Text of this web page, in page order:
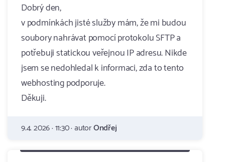
Dobrý den,
v podmínkách jisté služby mám, že mi budou
soubory nahrávat pomocí protokolu SFTP a
potřebuji statickou veřejnou IP adresu. Nikde
jsem se nedohledal k informaci, zda to tento
webhosting podporuje.
Děkuji.
9.4. 2026 · 11:30 · autorOndřej